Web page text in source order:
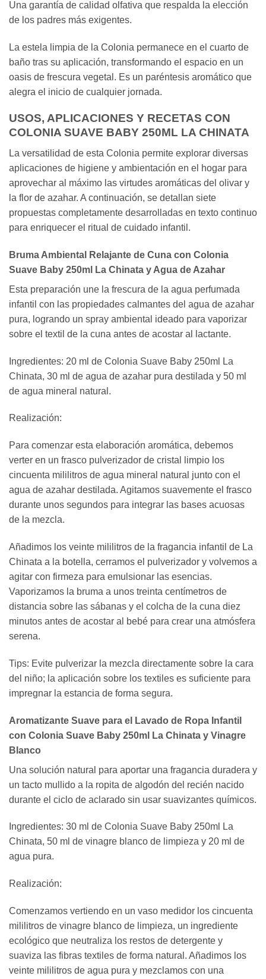
Una garantía de calidad olfativa que respalda la elección
de los padres más exigentes.
La estela limpia de la Colonia permanece en el cuarto de
baño tras su aplicación, transformando el espacio en un
oasis de frescura vegetal. Es un paréntesis aromático que
alegra el inicio de cualquier jornada.
USOS, APLICACIONES Y RECETAS CON
COLONIA SUAVE BABY 250ML LA CHINATA
La versatilidad de esta Colonia permite explorar diversas
aplicaciones de higiene y ambientación en el hogar para
aprovechar al máximo las virtudes aromáticas del olivar y
la flor de azahar. A continuación, se detallan siete
propuestas completamente desarrolladas en texto continuo
para enriquecer el ritual de cuidado infantil.
Bruma Ambiental Relajante de Cuna con Colonia
Suave Baby 250ml La Chinata y Agua de Azahar
Esta preparación une la frescura de la agua perfumada
infantil con las propiedades calmantes del agua de azahar
pura, logrando un spray ambiental ideado para vaporizar
sobre el textil de la cuna antes de acostar al lactante.
Ingredientes: 20 ml de Colonia Suave Baby 250ml La
Chinata, 30 ml de agua de azahar pura destilada y 50 ml
de agua mineral natural.
Realización:
Para comenzar esta elaboración aromática, debemos
verter en un frasco pulverizador de cristal limpio los
cincuenta mililitros de agua mineral natural junto con el
agua de azahar destilada. Agitamos suavemente el frasco
durante unos segundos para integrar las bases acuosas
de la mezcla.
Añadimos los veinte mililitros de la fragancia infantil de La
Chinata a la botella, cerramos el pulverizador y volvemos a
agitar con firmeza para emulsionar las esencias.
Vaporizamos la bruma a unos treinta centímetros de
distancia sobre las sábanas y el colcha de la cuna diez
minutos antes de acostar al bebé para crear una atmósfera
serena.
Tips: Evite pulverizar la mezcla directamente sobre la cara
del niño; la aplicación sobre los textiles es suficiente para
impregnar la estancia de forma segura.
Aromatizante Suave para el Lavado de Ropa Infantil
con Colonia Suave Baby 250ml La Chinata y Vinagre
Blanco
Una solución natural para aportar una fragancia duradera y
un tacto mullido a la ropita de algodón del recién nacido
durante el ciclo de aclarado sin usar suavizantes químicos.
Ingredientes: 30 ml de Colonia Suave Baby 250ml La
Chinata, 50 ml de vinagre blanco de limpieza y 20 ml de
agua pura.
Realización:
Comenzamos vertiendo en un vaso medidor los cincuenta
mililitros de vinagre blanco de limpieza, un ingrediente
ecológico que neutraliza los restos de detergente y
suaviza las fibras textiles de forma natural. Añadimos los
veinte mililitros de agua pura y mezclamos con una